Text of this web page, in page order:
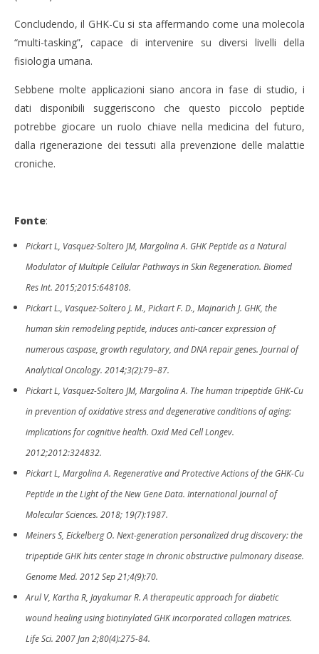
Concludendo, il GHK-Cu si sta affermando come una molecola
“multi-tasking”, capace di intervenire su diversi livelli della
fisiologia umana.
Sebbene molte applicazioni siano ancora in fase di studio, i
dati disponibili suggeriscono che questo piccolo peptide
potrebbe giocare un ruolo chiave nella medicina del futuro,
dalla rigenerazione dei tessuti alla prevenzione delle malattie
croniche.
Fonte:
Pickart L, Vasquez-Soltero JM, Margolina A. GHK Peptide as a Natural
Modulator of Multiple Cellular Pathways in Skin Regeneration. Biomed
Res Int. 2015;2015:648108.
Pickart L., Vasquez-Soltero J. M., Pickart F. D., Majnarich J. GHK, the
human skin remodeling peptide, induces anti-cancer expression of
numerous caspase, growth regulatory, and DNA repair genes. Journal of
Analytical Oncology. 2014;3(2):79–87.
Pickart L, Vasquez-Soltero JM, Margolina A. The human tripeptide GHK-Cu
in prevention of oxidative stress and degenerative conditions of aging:
implications for cognitive health. Oxid Med Cell Longev.
2012;2012:324832.
Pickart L, Margolina A. Regenerative and Protective Actions of the GHK-Cu
Peptide in the Light of the New Gene Data. International Journal of
Molecular Sciences. 2018; 19(7):1987.
Meiners S, Eickelberg O. Next-generation personalized drug discovery: the
tripeptide GHK hits center stage in chronic obstructive pulmonary disease.
Genome Med. 2012 Sep 21;4(9):70.
Arul V, Kartha R, Jayakumar R. A therapeutic approach for diabetic
wound healing using biotinylated GHK incorporated collagen matrices.
Life Sci. 2007 Jan 2;80(4):275-84.